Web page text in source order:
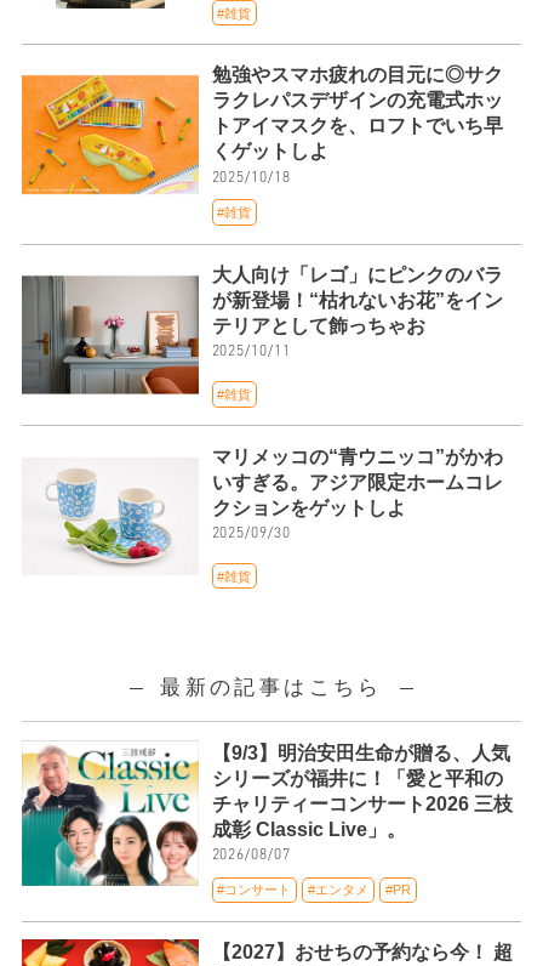
#雑貨
勉強やスマホ疲れの目元に◎サク
ラクレパスデザインの充電式ホッ
トアイマスクを、ロフトでいち早
くゲットしよ
2025/10/18
#雑貨
大人向け「レゴ」にピンクのバラ
が新登場！“枯れないお花”をイン
テリアとして飾っちゃお
2025/10/11
#雑貨
マリメッコの“青ウニッコ”がかわ
いすぎる。アジア限定ホームコレ
クションをゲットしよ
2025/09/30
#雑貨
最新の記事はこちら
【9/3】明治安田生命が贈る、人気
シリーズが福井に！「愛と平和の
チャリティーコンサート2026 三枝
成彰 Classic Live」。
2026/08/07
#コンサート #エンタメ #PR
【2027】おせちの予約なら今！ 超